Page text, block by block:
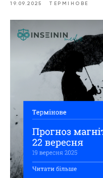
19.09.2025 ТЕРМІНОВЕ